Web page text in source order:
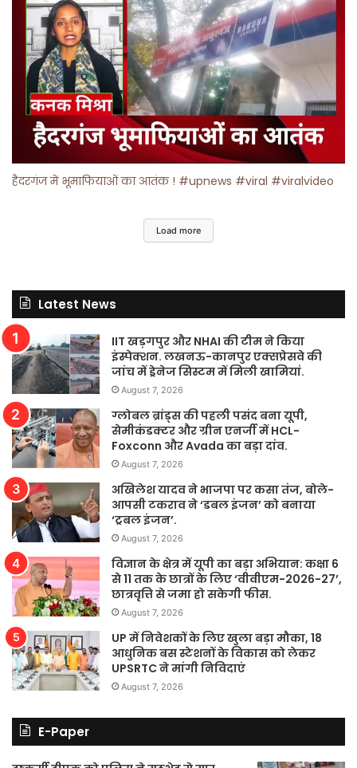
हैदरगंज में भूमाफियाओं का आतंक ! #upnews #viral #viralvideo
Load more
Latest News
IIT खड़गपुर और NHAI की टीम ने किया
इंस्पेक्शन. लखनऊ-कानपुर एक्सप्रेसवे की
जांच में ड्रेनेज सिस्टम में मिली खामियां.
August 7, 2026
ग्लोबल ब्रांड्स की पहली पसंद बना यूपी,
सेमीकंडक्टर और ग्रीन एनर्जी में HCL-
Foxconn और Avada का बड़ा दांव.
August 7, 2026
अखिलेश यादव ने भाजपा पर कसा तंज, बोले-
आपसी टकराव ने ‘डबल इंजन’ को बनाया
‘ट्रबल इंजन’.
August 7, 2026
विज्ञान के क्षेत्र में यूपी का बड़ा अभियान: कक्षा 6
से 11 तक के छात्रों के लिए ‘वीवीएम-2026-27’,
छात्रवृत्ति से जमा हो सकेगी फीस.
August 7, 2026
UP में निवेशकों के लिए खुला बड़ा मौका, 18
आधुनिक बस स्टेशनों के विकास को लेकर
UPSRTC ने मांगी निविदाएं
August 7, 2026
E-Paper